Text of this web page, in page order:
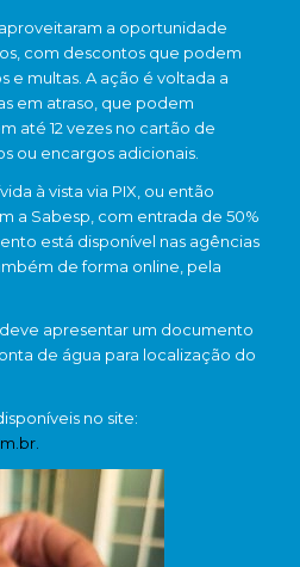
a oportunidade
com descontos que podem
e multas. A ação é voltada a
em atraso, que podem
até 12 vezes no cartão de
ou encargos adicionais.
à vista via PIX, ou então
a Sabesp, com entrada de 50%
está disponível nas agências
de forma online, pela
apresentar um documento
de água para localização do
no site: